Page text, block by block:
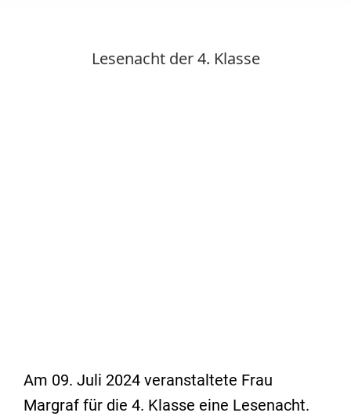
Lesenacht der 4. Klasse
Am 09. Juli 2024 veranstaltete Frau
Margraf für die 4. Klasse eine Lesenacht.